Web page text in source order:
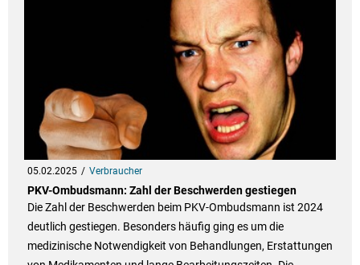
05.02.2025 Verbraucher
PKV-Ombudsmann: Zahl der Beschwerden gestiegen
Die Zahl der Beschwerden beim PKV-Ombudsmann ist 2024
deutlich gestiegen. Besonders häufig ging es um die
medizinische Notwendigkeit von Behandlungen, Erstattungen